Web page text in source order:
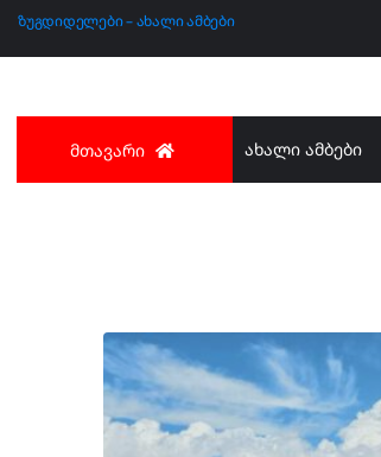
ზუგდიდელები – ახალი ამბები
მთავარი ახალი ამბები